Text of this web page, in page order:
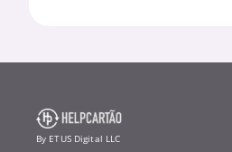
By ETUS Digital LLC